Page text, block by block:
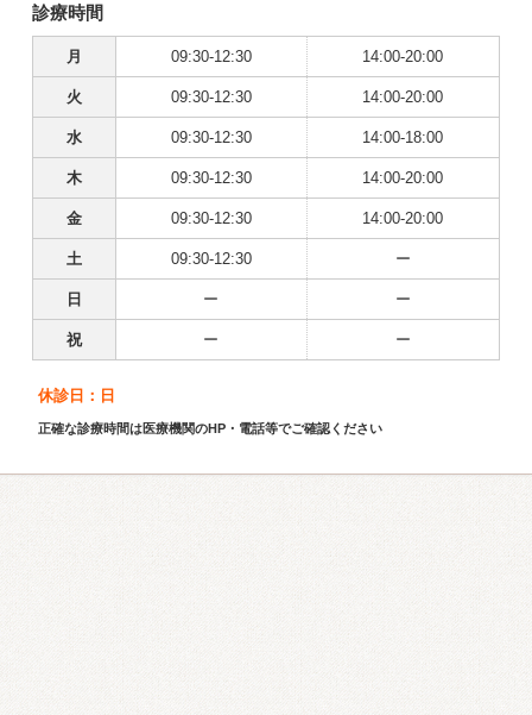
診療時間
月 09:30-12:30 14:00-20:00
火 09:30-12:30 14:00-20:00
水 09:30-12:30 14:00-18:00
木 09:30-12:30 14:00-20:00
金 09:30-12:30 14:00-20:00
土 09:30-12:30 ー
日 ー ー
祝 ー ー
休診日：日
正確な診療時間は医療機関のHP・電話等でご確認ください